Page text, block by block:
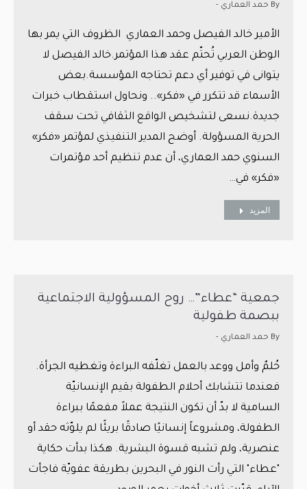
By حمد العماري -
الأمير خالد الفيصل وحمد العماري الظروف التي يمر بها
الوطن العربي تُحتّم عقد هذا المؤتمر.خالد الفيصل لا
يتوانى في توفير أي دعم تحتاجه المؤسسة.بعض
الأسماء قد تتكرر في «فكر».. ونحاول استقطاب خبرات
جديدة.نسعى لتشخيص الواقع الثقافي تحت سقف
الحرية المسؤولة. أوضح المدير التنفيذي لمؤتمر «فكر»
السنوي حمد العماري، أن عدم تنظيم أحد مؤتمرات
«فكر» في…
المزيد
جمعية “عطاء”… روح المسؤولية الاجتماعية
ببصمة طفولية
By حمد العماري -
حُلمٌ وأمل ووعد بالعمل تغلّفه البراءة وتغطيه الجرأة.
فعندما تتشابك أحلام الطفولة بقيم الإنسانيّة
السامية لا بدّ أن تكون النتيجة عملاً مفعمًا ببراءة
الطفولة، ومشروعاً إنسانيًا صادقًا بريئًا لم يلوّثه حقد أو
عنصرية، ولم تشبه قسوة البشرية. هكذا بدأت حكاية
"عطاء" التي رأت النور في البحرين بطريقة عفويّة فاجأت